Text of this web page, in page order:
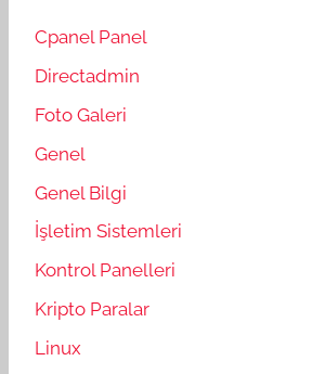
Cpanel Panel
Directadmin
Foto Galeri
Genel
Genel Bilgi
İşletim Sistemleri
Kontrol Panelleri
Kripto Paralar
Linux